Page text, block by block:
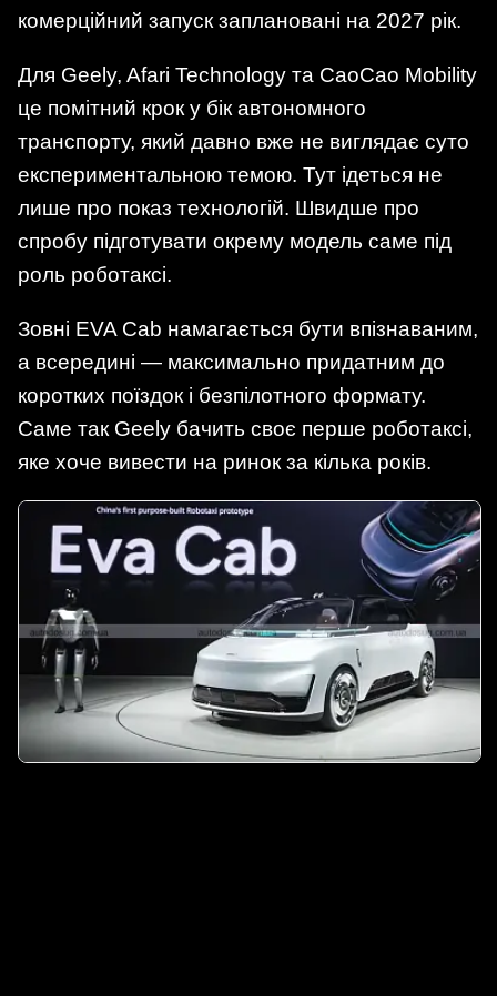
комерційний запуск заплановані на 2027 рік.
Для Geely, Afari Technology та CaoCao Mobility
це помітний крок у бік автономного
транспорту, який давно вже не виглядає суто
експериментальною темою. Тут ідеться не
лише про показ технологій. Швидше про
спробу підготувати окрему модель саме під
роль роботаксі.
Зовні EVA Cab намагається бути впізнаваним,
а всередині — максимально придатним до
коротких поїздок і безпілотного формату.
Саме так Geely бачить своє перше роботаксі,
яке хоче вивести на ринок за кілька років.